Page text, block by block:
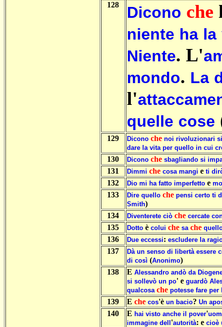
128 Dicono che
niente ha la
Niente. L'
mondo. La
l'
quelle cose
129 Dicono che noi rivoluzionari
dare la vita per quello in cui
130 Dicono che sbagliando si
131 Dimmi che cosa mangi e ti
132 Dio mi ha fatto imperfetto e
133 Dire quello che pensi certo ti
Smith)
134
Diventerete ciò che cercate
135 Dotto è colui che sa che
136 Due eccessi: escludere la
137 Dà un senso di libertà essere
di così (Anonimo)
138
E Alessandro andò da
si sollevò un po' e guardò
qualcosa che potesse fare per
139 E che cos'è un bacio? Un
140 E hai visto anche il pover'
immagine dell 'autorità: e cioè